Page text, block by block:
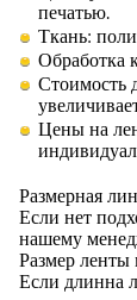
печатью.
Ткань:
Обработка
Стоимость
Цены на
Размерная
Если нет
нашему
Размер
Если длинна